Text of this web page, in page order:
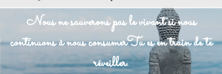
Nous ne sauverons pas le vivant si nous
continuons à nous consumerTu es en train de te
réveiller.